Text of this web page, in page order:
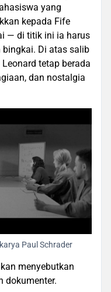
yang
kepada Fife
— di titik ini ia harus
Di atas salib
tetap berada
dan nostalgia
Paul Schrader
menyebutkan
dokumenter.